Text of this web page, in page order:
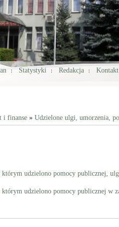
Statystyki Redakcja Kontakt
i finanse» Udzielone ulgi, umorzenia,
udzielono pomocy publicznej,
udzielono pomocy publicznej w